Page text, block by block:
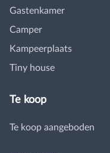
Gastenkamer
Camper
Kampeerplaats
Tiny house
Te koop
Te koop aangeboden